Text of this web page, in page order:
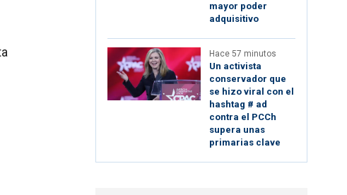
mayor poder
adquisitivo
Hace 57 minutos
Un activista
conservador que
se hizo viral con el
hashtag # ad
contra el PCCh
supera unas
primarias clave